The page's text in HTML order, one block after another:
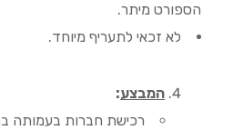
הספורט מיתר.
לא זכאי לתעריף מיוחד.
המבצע:
רכישת חברות בעמותה